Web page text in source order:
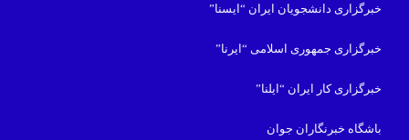
خبرگزاری دانشجویان ایران “ایسنا”
خبرگزاری جمهوری اسلامی “ایرنا”
خبرگزاری کار ایران “ایلنا”
باشگاه خبرنگاران جوان